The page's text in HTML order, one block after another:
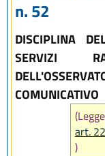
n. 52
DISCIPLINA
SERVIZI
COMUNICATIVO
art.
)